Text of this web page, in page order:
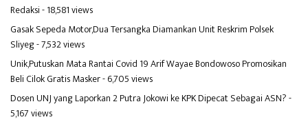
Redaksi- 18,581 views
Gasak Sepeda Motor,Dua Tersangka Diamankan Unit Reskrim Polsek
Sliyeg- 7,532 views
Unik,Putuskan Mata Rantai Covid 19 Arif Wayae Bondowoso Promosikan
Beli Cilok Gratis Masker- 6,705 views
Dosen UNJ yang Laporkan 2 Putra Jokowi ke KPK Dipecat Sebagai ASN?-
5,167 views